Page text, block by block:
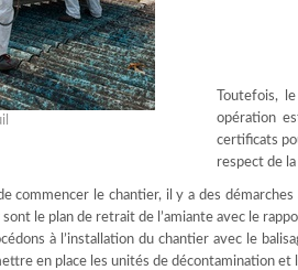
Toutefois, le
opération
certificats
respect de
commencer le chantier, il y a des
le plan de retrait de l’amiante avec le
à l’installation du chantier avec le
en place les unités de décontamination